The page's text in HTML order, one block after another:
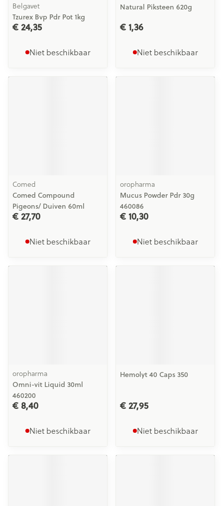
Belgavet
Tzurex Bvp Pdr Pot 1kg
€ 24,35
Niet beschikbaar
Natural Piksteen 620g
€ 1,36
Niet beschikbaar
Comed
Comed Compound
Pigeons/ Duiven 60ml
€ 27,70
Niet beschikbaar
oropharma
Mucus Powder Pdr 30g
460086
€ 10,30
Niet beschikbaar
oropharma
Omni-vit Liquid 30ml
460200
€ 8,40
Niet beschikbaar
Hemolyt 40 Caps 350
€ 27,95
Niet beschikbaar